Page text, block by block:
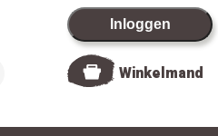
Inloggen
Winkelmand